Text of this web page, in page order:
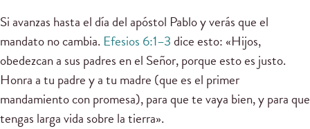
Si avanzas hasta el día del apóstol Pablo y verás que el
mandato no cambia. Efesios 6:1–3dice esto: «Hijos,
obedezcan a sus padres en el Señor, porque esto es justo.
Honra a tu padre y a tu madre (que es el primer
mandamiento con promesa), para que te vaya bien, y para que
tengas larga vida sobre la tierra».